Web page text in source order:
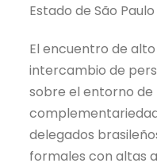
Estado de São Paulo
El encuentro de
intercambio de
sobre el entorno de
delegados
formales con altas